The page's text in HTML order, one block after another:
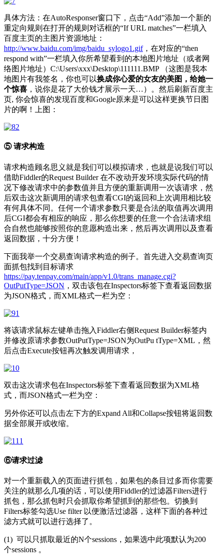
具体方法：在AutoResponser窗口下，点击“Add”添加一个新的
重定向规则在打开的规则对话框的“If URL matches”一栏填入
百度主页的主图片资源地址：
http://www.baidu.com/img/baidu_sylogo1.gif，在对应的“then
respond with”一栏填入你所希望看到的本地图片地址（或者网
络图片地址）C:\Users\xxx\Desktop\111111.BMP （这图是我本
地图片有我签名，你也可以换成你心爱的女友的美图，给她一
个惊喜 ，说你是花了大价钱才展示一天…）。然后刷新百度主
页, 你会惊喜的发现百度和Google原来是可以这样更换节日图
片的啊！上图：
⑤ 请求构造
请求构造顾名思义就是我们可以模拟请求，也就是说我们可以
借助Fiddler的Request Builder 在不改动开发环境实际代码的情
况下修改请求中的参数值并且方便的重新调用一次该请求，然
后双击这次新调用的请求包查看CGI的返回和上次调用相比较
有何具体不同。任何一个请求参数只要是合法的取值再次调用
后CGI都会有相应的响应，那么你想要的任意一个合法请求组
合自然也能够按照你的意愿构造出来，然后再次调用以及查看
返回数据，十分方便！
下面我举一个交易查询请求构造的例子。首先进入交易查询页
面抓包找到目标请求
https://pay.tenpay.com/main/app/v1.0/trans_manage.cgi?
OutPutType=JSON ，双击该包在Inspectors标签下查看返回数据
为JSON格式，而XML格式一栏为空：
将该请求鼠标左键单击拖入Fiddler右侧Request Builder标签内
并修改原请求参数OutPutType=JSON为OutPu tType=XML，然
后点击Execute按钮再次触发调用请求，
双击这次请求包在Inspectors标签下查看返回数据为XML格
式，而JSON格式一栏为空：
另外你还可以点击左下方的Expand All和Collapse按钮将返回数
据全部展开或收缩。
⑥请求过滤
对一个重新载入的页面进行抓包，如果包的条目过多而你需要
关注的就那么几项的话，可以使用Fiddler的过滤器Filters进行
抓包，那么抓包时只会抓取你希望抓到的那些包。切换到
Filters标签勾选Use filter 以便激活过滤器，这样下面的各种过
滤方式就可以进行选择了。
(1) 可以只抓取最近的N个sessions，如果选中此项默认为200
个sessions 。